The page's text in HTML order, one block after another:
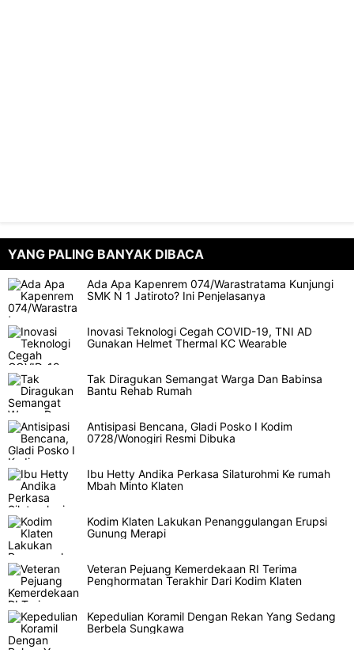
YANG PALING BANYAK DIBACA
Ada Apa Kapenrem 074/Warastratama Kunjungi
SMK N 1 Jatiroto? Ini Penjelasanya
Inovasi Teknologi Cegah COVID-19, TNI AD
Gunakan Helmet Thermal KC Wearable
Tak Diragukan Semangat Warga Dan Babinsa
Bantu Rehab Rumah
Antisipasi Bencana, Gladi Posko I Kodim
0728/Wonogiri Resmi Dibuka
Ibu Hetty Andika Perkasa Silaturohmi Ke rumah
Mbah Minto Klaten
Kodim Klaten Lakukan Penanggulangan Erupsi
Gunung Merapi
Veteran Pejuang Kemerdekaan RI Terima
Penghormatan Terakhir Dari Kodim Klaten
Kepedulian Koramil Dengan Rekan Yang Sedang
Berbela Sungkawa